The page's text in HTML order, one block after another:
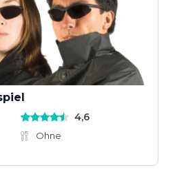
4,6
Ohne